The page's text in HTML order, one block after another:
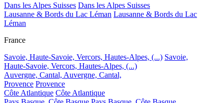
Dans les Alpes Suisses Dans les Alpes Suisses
Lausanne & Bords du Lac Léman Lausanne & Bords du Lac
Léman
France
Savoie, Haute-Savoie, Vercors, Hautes-Alpes, (...) Savoie,
Haute-Savoie, Vercors, Hautes-Alpes, (...)
Auvergne, Cantal, Auvergne, Cantal,
Provence Provence
Côte Atlantique Côte Atlantique